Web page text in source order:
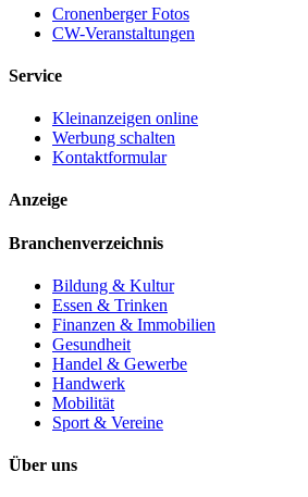
Cronenberger Fotos
CW-Veranstaltungen
Service
Kleinanzeigen online
Werbung schalten
Kontaktformular
Anzeige
Branchenverzeichnis
Bildung & Kultur
Essen & Trinken
Finanzen & Immobilien
Gesundheit
Handel & Gewerbe
Handwerk
Mobilität
Sport & Vereine
Über uns